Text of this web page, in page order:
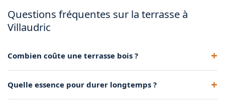
Questions fréquentes sur la terrasse à
Villaudric
Combien coûte une terrasse bois ?
de la structure. Un devis gratuit précise le coût.
Quelle essence pour durer longtemps ?